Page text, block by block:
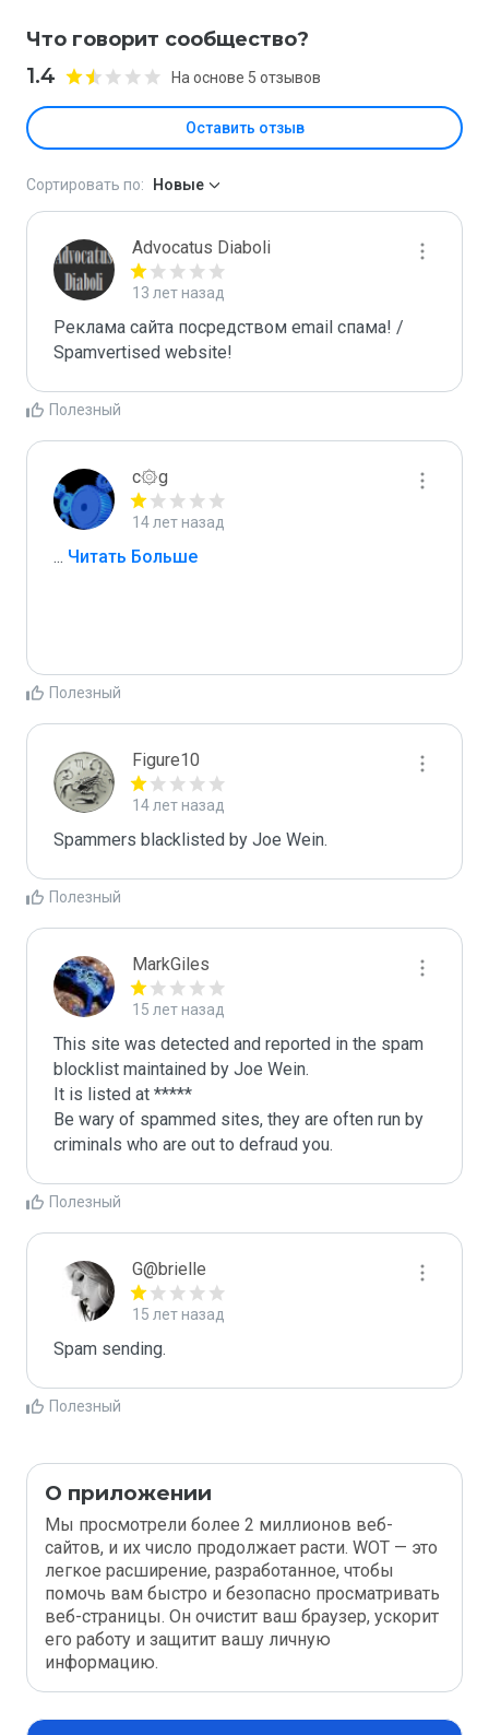
Что говорит сообщество?
1.4 На основе 5 отзывов
Оставить отзыв
Сортировать по: Новые
Advocatus Diaboli
13 лет назад
Реклама сайта посредством email спама! /
Spamvertised website!
Полезный
c۞g
14 лет назад
... Читать Больше
Полезный
Figure10
14 лет назад
Spammers blacklisted by Joe Wein.
Полезный
MarkGiles
15 лет назад
This site was detected and reported in the spam
blocklist maintained by Joe Wein.
It is listed at *****
Be wary of spammed sites, they are often run by
criminals who are out to defraud you.
Полезный
G@brielle
15 лет назад
Spam sending.
Полезный
О приложении
Мы просмотрели более 2 миллионов веб-
сайтов, и их число продолжает расти. WOT — это
легкое расширение, разработанное, чтобы
помочь вам быстро и безопасно просматривать
веб-страницы. Он очистит ваш браузер, ускорит
его работу и защитит вашу личную
информацию.